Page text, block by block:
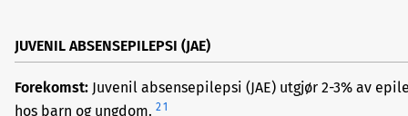
JUVENIL ABSENSEPILEPSI (JAE)
Forekomst: Juvenil absensepilepsi (JAE) utgjør 2-3% av
hos barn og ungdom. 21